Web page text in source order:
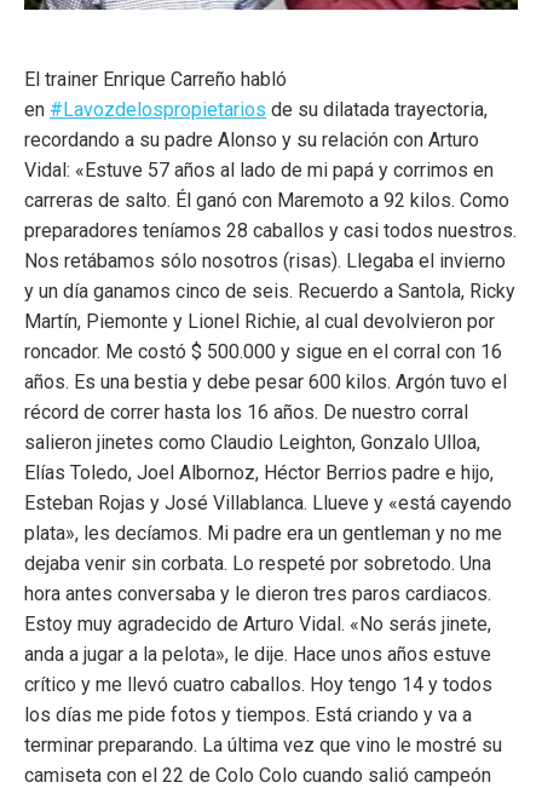
El trainer Enrique Carreño habló
en #Lavozdelospropietarios de su dilatada trayectoria,
recordando a su padre Alonso y su relación con Arturo
Vidal: «Estuve 57 años al lado de mi papá y corrimos en
carreras de salto. Él ganó con Maremoto a 92 kilos. Como
preparadores teníamos 28 caballos y casi todos nuestros.
Nos retábamos sólo nosotros (risas). Llegaba el invierno
y un día ganamos cinco de seis. Recuerdo a Santola, Ricky
Martín, Piemonte y Lionel Richie, al cual devolvieron por
roncador. Me costó $ 500.000 y sigue en el corral con 16
años. Es una bestia y debe pesar 600 kilos. Argón tuvo el
récord de correr hasta los 16 años. De nuestro corral
salieron jinetes como Claudio Leighton, Gonzalo Ulloa,
Elías Toledo, Joel Albornoz, Héctor Berrios padre e hijo,
Esteban Rojas y José Villablanca. Llueve y «está cayendo
plata», les decíamos. Mi padre era un gentleman y no me
dejaba venir sin corbata. Lo respeté por sobretodo. Una
hora antes conversaba y le dieron tres paros cardiacos.
Estoy muy agradecido de Arturo Vidal. «No serás jinete,
anda a jugar a la pelota», le dije. Hace unos años estuve
crítico y me llevó cuatro caballos. Hoy tengo 14 y todos
los días me pide fotos y tiempos. Está criando y va a
terminar preparando. La última vez que vino le mostré su
camiseta con el 22 de Colo Colo cuando salió campeón